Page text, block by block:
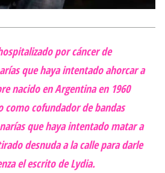
por cáncer de
que haya intentado ahorcar a
nacido en Argentina en 1960
como cofundador de bandas
que haya intentado matar a
desnuda a la calle para darle
el escrito de Lydia.